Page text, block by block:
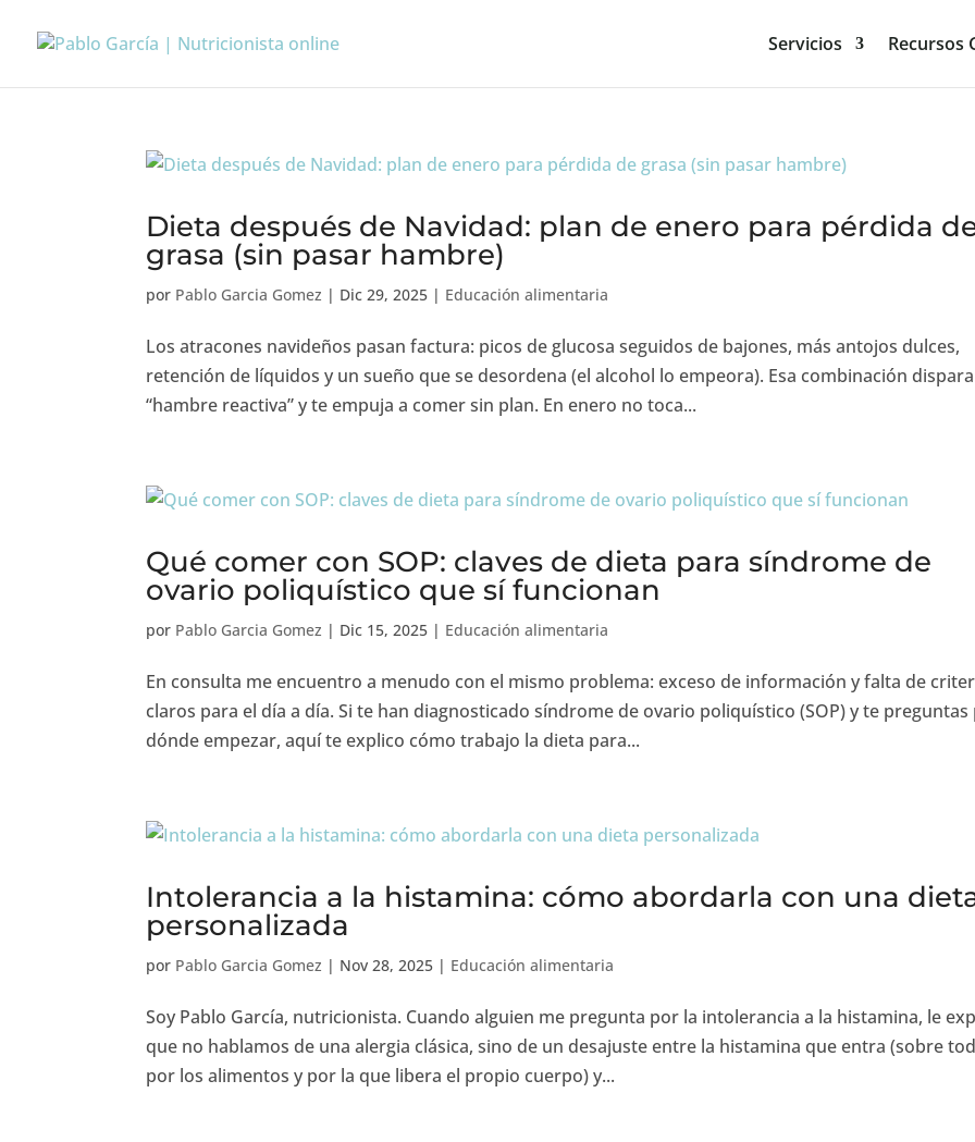
Servicios Recursos
Dieta después de Navidad: plan de enero para pérdida
grasa (sin pasar hambre)
por Pablo Garcia Gomez | Dic 29, 2025 | Educación alimentaria
Los atracones navideños pasan factura: picos de glucosa seguidos de bajones, más antojos dulces,
retención de líquidos y un sueño que se desordena (el alcohol lo empeora). Esa combinación
“hambre reactiva” y te empuja a comer sin plan. En enero no toca...
Qué comer con SOP: claves de dieta para síndrome de
ovario poliquístico que sí funcionan
por Pablo Garcia Gomez | Dic 15, 2025 | Educación alimentaria
En consulta me encuentro a menudo con el mismo problema: exceso de información y falta de
claros para el día a día. Si te han diagnosticado síndrome de ovario poliquístico (SOP) y te preguntas
dónde empezar, aquí te explico cómo trabajo la dieta para...
Intolerancia a la histamina: cómo abordarla con una
personalizada
por Pablo Garcia Gomez | Nov 28, 2025 | Educación alimentaria
Soy Pablo García, nutricionista. Cuando alguien me pregunta por la intolerancia a la histamina, le
que no hablamos de una alergia clásica, sino de un desajuste entre la histamina que entra (sobre
por los alimentos y por la que libera el propio cuerpo) y...